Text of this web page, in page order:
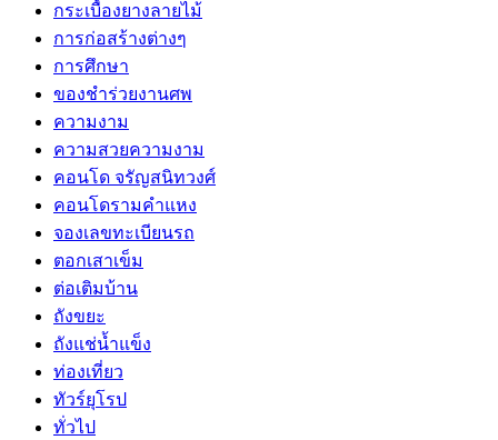
กระเบื้องยางลายไม้
การก่อสร้างต่างๆ
การศึกษา
ของชำร่วยงานศพ
ความงาม
ความสวยความงาม
คอนโด จรัญสนิทวงศ์
คอนโดรามคำแหง
จองเลขทะเบียนรถ
ตอกเสาเข็ม
ต่อเติมบ้าน
ถังขยะ
ถังแช่น้ำแข็ง
ท่องเที่ยว
ทัวร์ยุโรป
ทั่วไป